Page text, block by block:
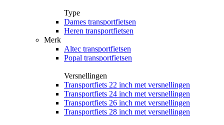
Type
Dames transportfietsen
Heren transportfietsen
Merk
Altec transportfietsen
Popal transportfietsen
Versnellingen
Transportfiets 22 inch met versnellingen
Transportfiets 24 inch met versnellingen
Transportfiets 26 inch met versnellingen
Transportfiets 28 inch met versnellingen